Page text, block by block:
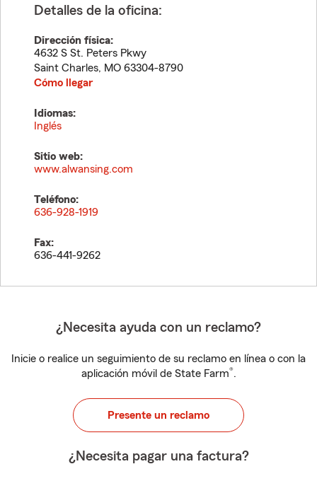
Detalles de la oficina:
Dirección física:
4632 S St. Peters Pkwy
Saint Charles, MO 63304-8790
Cómo llegar
Idiomas:
Inglés
Sitio web:
www.alwansing.com
Teléfono:
636-928-1919
Fax:
636-441-9262
¿Necesita ayuda con un reclamo?
Inicie o realice un seguimiento de su reclamo en línea o con la
aplicación móvil de State Farm®.
Presente un reclamo
¿Necesita pagar una factura?